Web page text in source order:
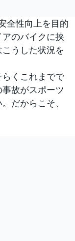
全性向上を目的
のバイクに挟
うした状況を
らくこれまでで
故がスポーツ
だからこそ、